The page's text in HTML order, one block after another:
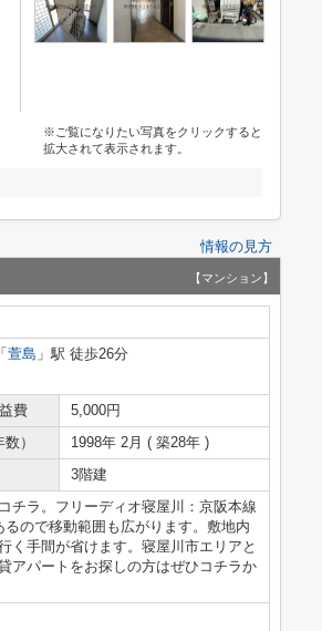
※ご覧になりたい写真をクリックすると
拡大されて表示されます。
情報の見方
【マンション】
「 萱島 」駅 徒歩26分
費
5,000円
）
1998年 2月 ( 築28年 )
3階建
チラ。フリーディオ寝屋川：京阪本線
ので移動範囲も広がります。敷地内
く手間が省けます。寝屋川市エリアと
アパートをお探しの方はぜひコチラか